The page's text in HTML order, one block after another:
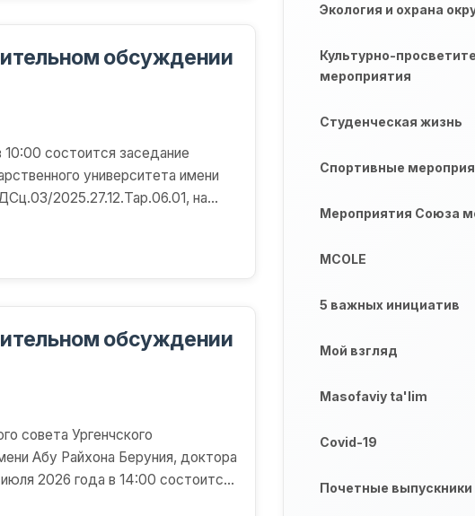
обсуждении
состоится заседание
университета имени
2025.27.12.Тар.06.01, на
обсуждении
совета Ургенчского
Абу Райхона Беруния, доктора
2026 года в 14:00 состоится
Экология и охрана
Культурно-
мероприятия
Студенческая жизнь
Спортивные
Мероприятия Союза
MCOLE
5 важных инициатив
Мой взгляд
Masofaviy ta'lim
Covid-19
Почетные выпускники